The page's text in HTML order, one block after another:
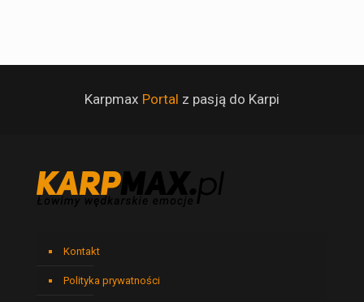
Karpmax Portal z pasją do Karpi
Kontakt
Polityka prywatności